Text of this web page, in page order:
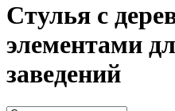
Стулья с
элементами
заведений